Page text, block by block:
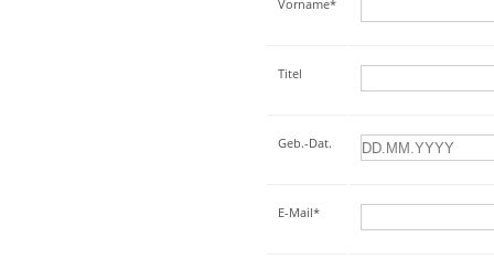
Vorname*
Titel
Geb.-Dat.
E-Mail*